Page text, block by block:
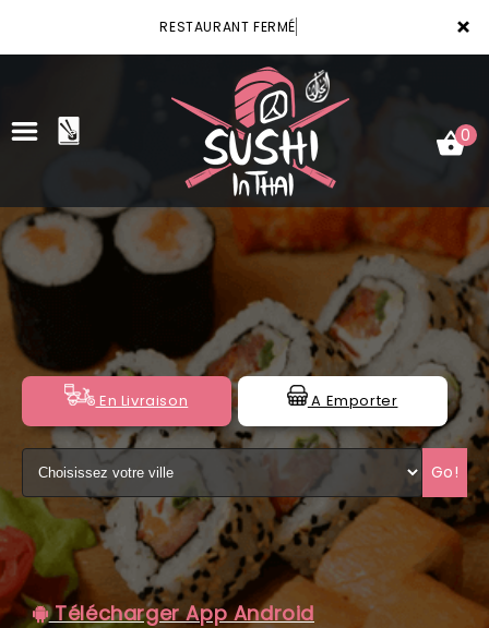
×
RESTAURANT FERMÉ
ACCUEIL
VOTRE COMPTE
NOTRE RESTAURANT
VOS AVIS
MENTIONS LÉGALES
C.G.V
0
En Livraison A Emporter
Go!
Télécharger App Android